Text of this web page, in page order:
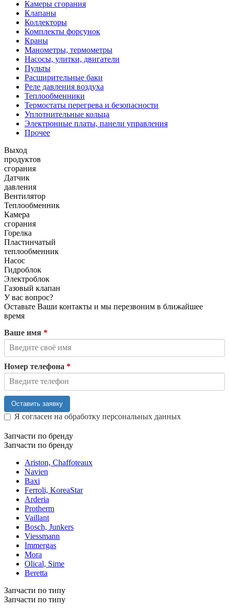
Камеры сгорания
Клапаны
Коллекторы
Комплекты форсунок
Краны
Манометры, термометры
Насосы, улитки, двигатели
Пульты
Расширительные баки
Реле давления воздуха
Теплообменники
Термостаты перегрева и безопасности
Уплотнительные кольца
Электронные платы, панели управления
Прочее
Выход
продуктов
сгорания
Датчик
давления
Вентилятор
Теплообменник
Камера
сгорания
Горелка
Пластинчатый
теплообменник
Насос
Гидроблок
Электроблок
Газовый клапан
У вас вопрос?
Оставьте Ваши контакты и мы перезвоним в ближайшее
время
Ваше имя *
Номер телефона *
Оставить заявку
Я согласен на обработку персональных данных
Запчасти по бренду
Запчасти по бренду
Ariston, Chaffoteaux
Navien
Baxi
Ferroli, KoreaStar
Arderia
Protherm
Vaillant
Bosch, Junkers
Viessmann
Immergas
Mora
Olical, Sime
Beretta
Запчасти по типу
Запчасти по типу